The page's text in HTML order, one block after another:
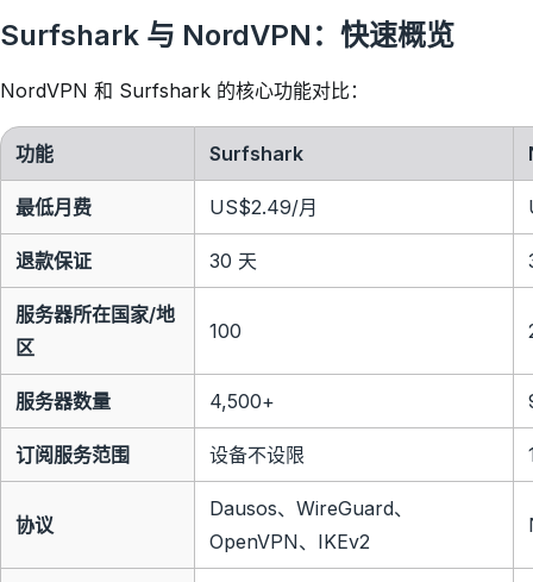
Surfshark 与 NordVPN：快速概览
NordVPN 和 Surfshark 的核心功能对比：
功能 Surfshark
最低月费 US$2.49/月
退款保证 30 天
服务器所在国家/地
区
100
服务器数量 4,500+
订阅服务范围 设备不设限
协议
Dausos、WireGuard、
OpenVPN、IKEv2